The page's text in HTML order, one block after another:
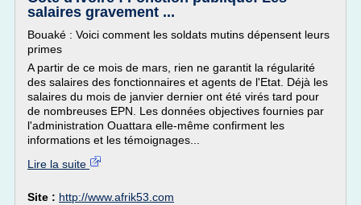
salaires gravement ...
Bouaké : Voici comment les soldats mutins dépensent leurs
primes
A partir de ce mois de mars, rien ne garantit la régularité
des salaires des fonctionnaires et agents de l'Etat. Déjà les
salaires du mois de janvier dernier ont été virés tard pour
de nombreuses EPN. Les données objectives fournies par
l'administration Ouattara elle-même confirment les
informations et les témoignages...
Lire la suite
Site : http://www.afrik53.com